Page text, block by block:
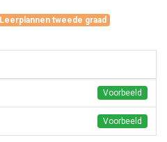
Leerplannen tweede graad
Voorbeeld
Voorbeeld